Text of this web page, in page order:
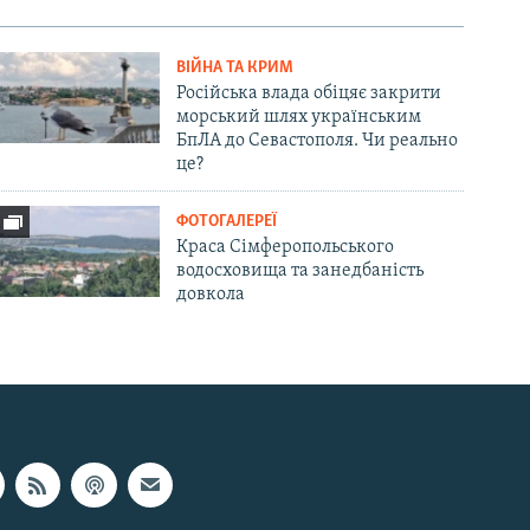
ВІЙНА ТА КРИМ
Російська влада обіцяє закрити
морський шлях українським
БпЛА до Севастополя. Чи реально
це?
ФОТОГАЛЕРЕЇ
Краса Сімферопольського
водосховища та занедбаність
довкола